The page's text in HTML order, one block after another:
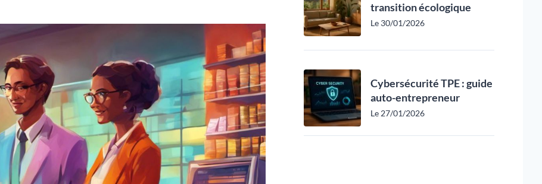
transition écologique
Le 30/01/2026
Cybersécurité TPE : guide
auto-entrepreneur
Le 27/01/2026